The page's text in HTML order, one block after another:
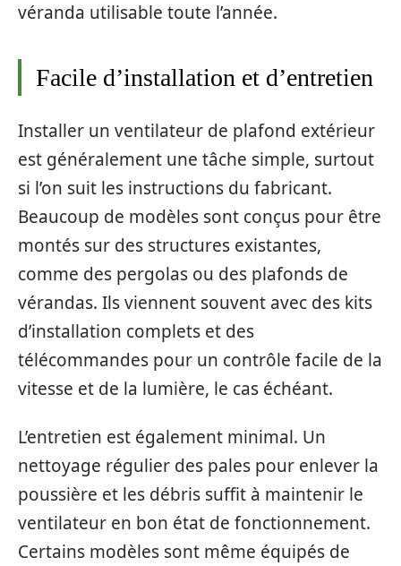
véranda utilisable toute l’année.
Facile d’installation et d’entretien
Installer un ventilateur de plafond extérieur
est généralement une tâche simple, surtout
si l’on suit les instructions du fabricant.
Beaucoup de modèles sont conçus pour être
montés sur des structures existantes,
comme des pergolas ou des plafonds de
vérandas. Ils viennent souvent avec des kits
d’installation complets et des
télécommandes pour un contrôle facile de la
vitesse et de la lumière, le cas échéant.
L’entretien est également minimal. Un
nettoyage régulier des pales pour enlever la
poussière et les débris suffit à maintenir le
ventilateur en bon état de fonctionnement.
Certains modèles sont même équipés de